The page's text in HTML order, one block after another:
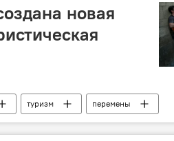
новая
туризм перемены